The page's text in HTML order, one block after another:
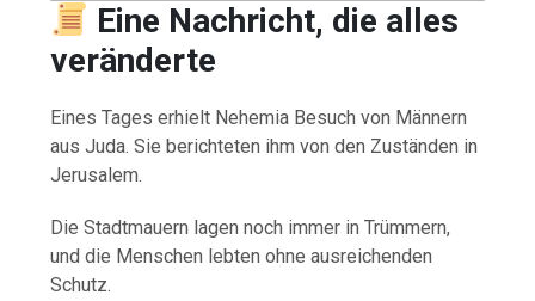
Eine Nachricht, die alles
veränderte
Eines Tages erhielt Nehemia Besuch von Männern
aus Juda. Sie berichteten ihm von den Zuständen in
Jerusalem.
Die Stadtmauern lagen noch immer in Trümmern,
und die Menschen lebten ohne ausreichenden
Schutz.